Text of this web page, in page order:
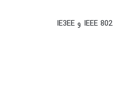
با درگاه گیگابیتی است که بر اساس معماری PCIe تولید شده است. میزان کنترل جریان آن با استانداردهای IEEE 802.3، IEEE 802.3u و IE3EE